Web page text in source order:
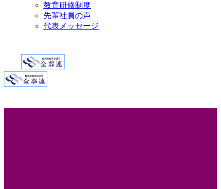
教育研修制度
先輩社員の声
代表メッセージ